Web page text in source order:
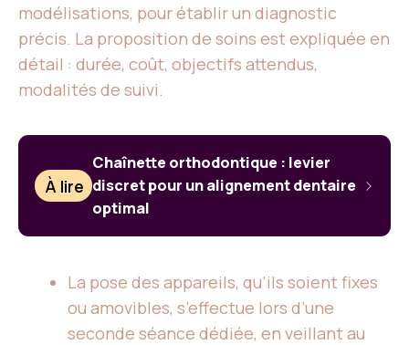
modélisations, pour établir un diagnostic
précis. La proposition de soins est expliquée en
détail : durée, coût, objectifs attendus,
modalités de suivi.
À lire
Chaînette orthodontique : levier
discret pour un alignement dentaire
optimal
La pose des appareils, qu’ils soient fixes
ou amovibles, s’effectue lors d’une
seconde séance dédiée, en veillant au